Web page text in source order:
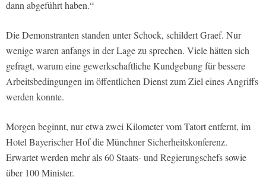
dann abgeführt haben.“
Die Demonstranten standen unter Schock, schildert Graef. Nur
wenige waren anfangs in der Lage zu sprechen. Viele hätten sich
gefragt, warum eine gewerkschaftliche Kundgebung für bessere
Arbeitsbedingungen im öffentlichen Dienst zum Ziel eines Angriffs
werden konnte.
Morgen beginnt, nur etwa zwei Kilometer vom Tatort entfernt, im
Hotel Bayerischer Hof die Münchner Sicherheitskonferenz.
Erwartet werden mehr als 60 Staats- und Regierungschefs sowie
über 100 Minister.